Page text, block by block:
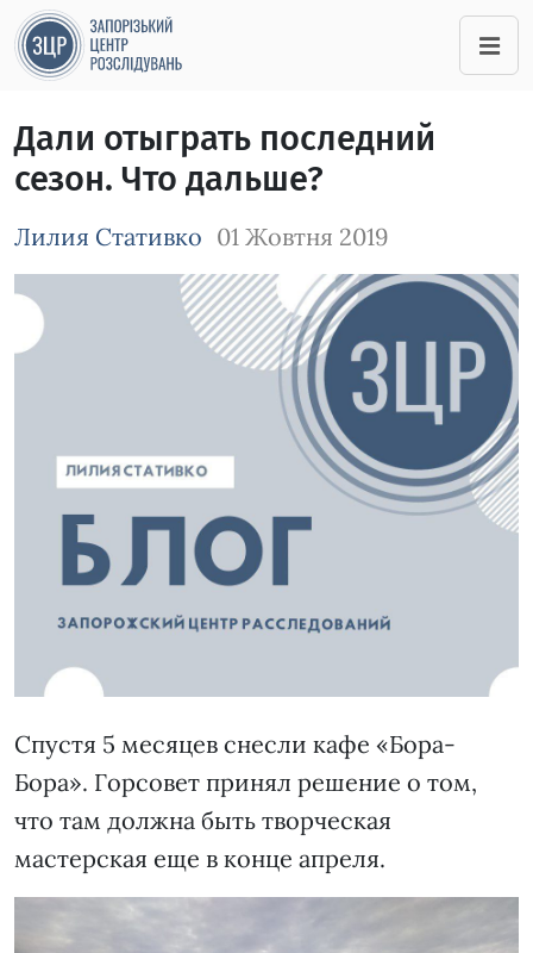
Дали отыграть последний
сезон. Что дальше?
Лилия Стативко 01 Жовтня 2019
Зображення завантажується
Спустя 5 месяцев снесли кафе «Бора-
Бора». Горсовет принял решение о том,
что там должна быть творческая
мастерская еще в конце апреля.